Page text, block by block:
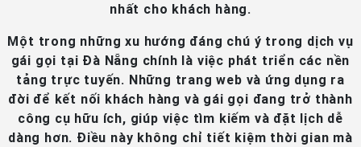
nhất cho khách hàng.
Một trong những xu hướng đáng chú ý trong dịch vụ
gái gọi tại Đà Nẵng chính là việc phát triển các nền
tảng trực tuyến. Những trang web và ứng dụng ra
đời để kết nối khách hàng và gái gọi đang trở thành
công cụ hữu ích, giúp việc tìm kiếm và đặt lịch dễ
dàng hơn. Điều này không chỉ tiết kiệm thời gian mà